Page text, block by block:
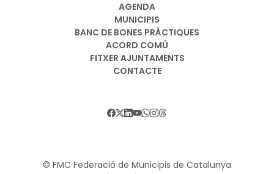
AGENDA
MUNICIPIS
BANC DE BONES PRÀCTIQUES
ACORD COMÚ
FITXER AJUNTAMENTS
CONTACTE
© FMC Federació de Municipis de Catalunya